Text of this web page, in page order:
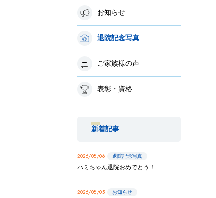
お知らせ
退院記念写真
ご家族様の声
表彰・資格
新着記事
2026/08/06 退院記念写真
ハミちゃん退院おめでとう！
2026/08/05 お知らせ